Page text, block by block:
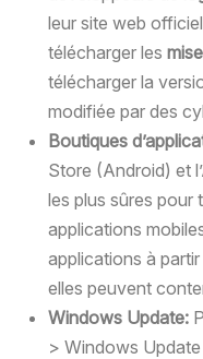
leur site web
télécharger les
télécharger la
modifiée par des
Boutiques
Store (Android) et
les plus sûres pour
applications
applications à
elles peuvent
Windows Update:
> Windows